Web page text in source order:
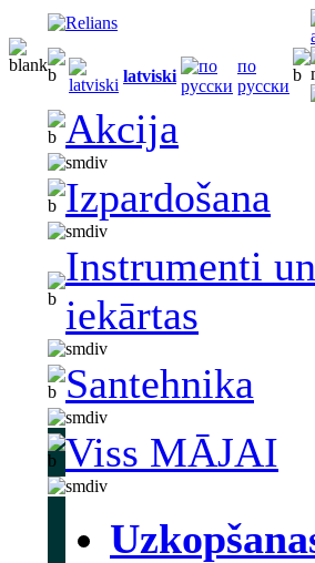
latviski
по
русски
Akcija
Izpardošana
Instrumenti un
iekārtas
Santehnika
Viss MĀJAI